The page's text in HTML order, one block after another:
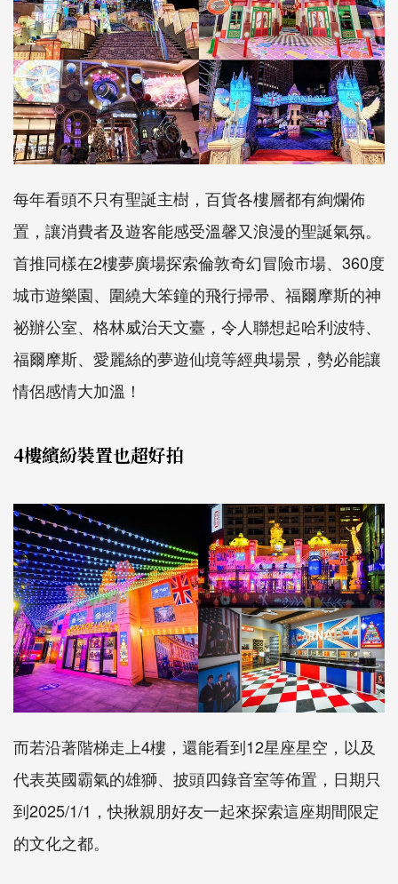
每年看頭不只有聖誕主樹，百貨各樓層都有絢爛佈
置，讓消費者及遊客能感受溫馨又浪漫的聖誕氣氛。
首推同樣在2樓夢廣場探索倫敦奇幻冒險市場、360度
城市遊樂園、圍繞大笨鐘的飛行掃帚、福爾摩斯的神
祕辦公室、格林威治天文臺，令人聯想起哈利波特、
福爾摩斯、愛麗絲的夢遊仙境等經典場景，勢必能讓
情侶感情大加溫！
4樓繽紛裝置也超好拍
而若沿著階梯走上4樓，還能看到12星座星空，以及
代表英國霸氣的雄獅、披頭四錄音室等佈置，日期只
到2025/1/1，快揪親朋好友一起來探索這座期間限定
的文化之都。